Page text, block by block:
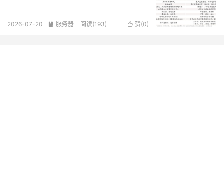
 赞(0)
2026-07-20  服务器 阅读(193)